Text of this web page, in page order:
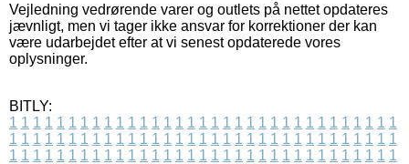
Vejledning vedrørende varer og outlets på nettet opdateres
jævnligt, men vi tager ikke ansvar for korrektioner der kan
være udarbejdet efter at vi senest opdaterede vores
oplysninger.
BITLY:
1 1 1 1 1 1 1 1 1 1 1 1 1 1 1 1 1 1 1 1 1 1 1 1 1 1 1 1 1 1 1 1 1
1 1 1 1 1 1 1 1 1 1 1 1 1 1 1 1 1 1 1 1 1 1 1 1 1 1 1 1 1 1 1 1 1
1 1 1 1 1 1 1 1 1 1 1 1 1 1 1 1 1 1 1 1 1 1 1 1 1 1 1 1 1 1 1 1 1